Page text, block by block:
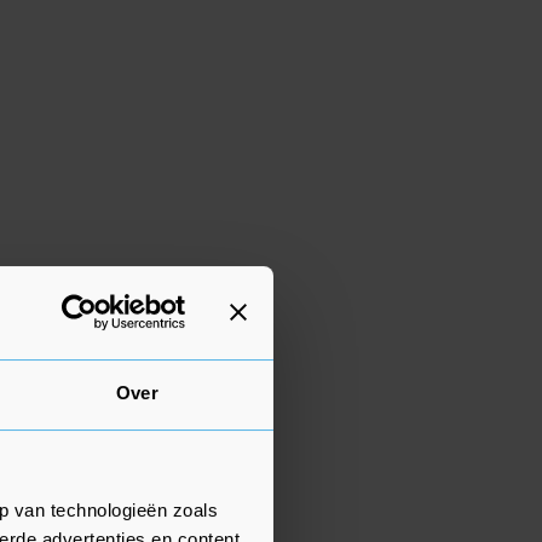
Over
van technologieën zoals